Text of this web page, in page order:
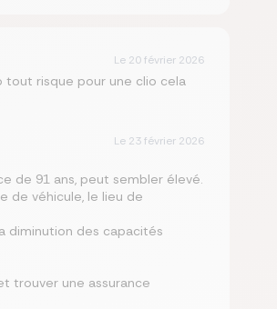
Le 20 février 2026
tout risque pour une clio cela
Le 23 février 2026
de 91 ans, peut sembler élevé.
de véhicule, le lieu de
diminution des capacités
trouver une assurance